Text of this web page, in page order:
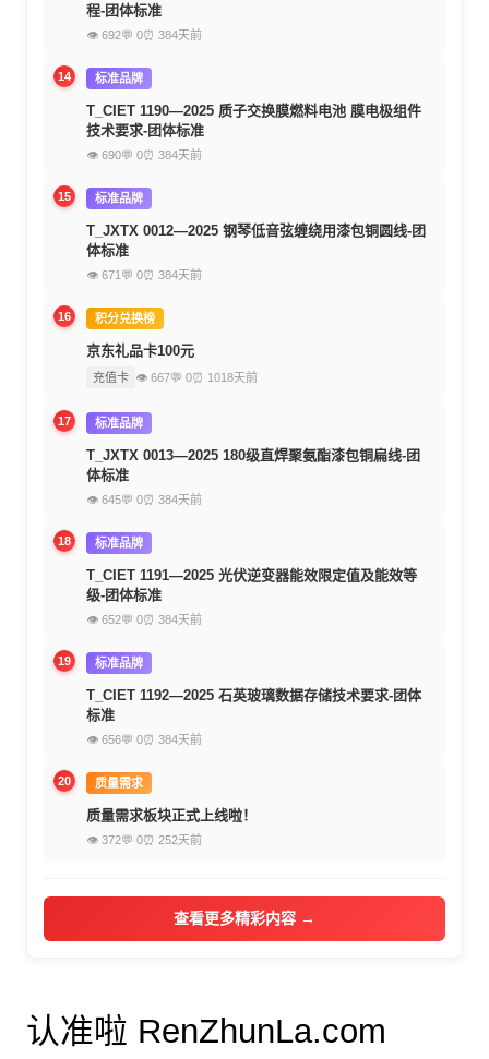
程-团体标准
👁 692💬 0⏰ 384天前
14 标准品牌
T_CIET 1190—2025 质子交换膜燃料电池 膜电极组件
技术要求-团体标准
👁 690💬 0⏰ 384天前
15 标准品牌
T_JXTX 0012—2025 钢琴低音弦缠绕用漆包铜圆线-团
体标准
👁 671 💬 0⏰ 384天前
16 积分兑换榜
京东礼品卡100元
充值卡 👁 667💬 0⏰ 1018天前
17 标准品牌
T_JXTX 0013—2025 180级直焊聚氨酯漆包铜扁线-团
体标准
👁 645💬 0⏰ 384天前
18 标准品牌
T_CIET 1191—2025 光伏逆变器能效限定值及能效等
级-团体标准
👁 652💬 0⏰ 384天前
19 标准品牌
T_CIET 1192—2025 石英玻璃数据存储技术要求-团体
标准
👁 656💬 0⏰ 384天前
20 质量需求
质量需求板块正式上线啦！
👁 372💬 0⏰ 252天前
查看更多精彩内容 →
认准啦 RenZhunLa.com